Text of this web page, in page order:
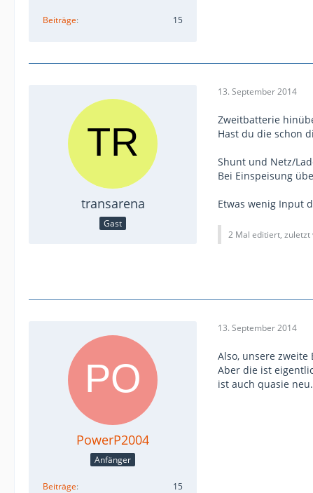
Beiträge 15
transarena
Gast
13. September 2014
Zweitbatterie
Hast du die schon
Shunt und Netz/
Bei Einspeisung
Etwas wenig Input
2 Mal editiert, zuletzt
PowerP2004
Anfänger
Beiträge 15
13. September 2014
Also, unsere
Aber die ist
ist auch quasie neu.